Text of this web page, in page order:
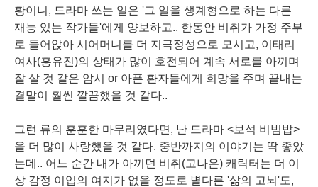
황이니, 드라마 쓰는 일은 '그 일을 생계형으로 하는 다른
재능 있는 작가들'에게 양보하고.. 한동안 비취가 가정 주부
로 들어앉아 시어머니를 더 지극정성으로 모시고, 이태리
여사(홍유진)의 상태가 많이
호전 되어 계속 서로를 아끼며
잘 살 것 같은 암시 or 아픈 환자들에게 희망을 주며 끝내는
결말이 훨씬 깔끔했을 것 같다..
그런 류의 훈훈한 마무리였다면, 난 드라마 <보석 비빔밥>
을 더 많이 사랑했을 것 같다. 중반까지의 이야기는 딱 좋았
는데.. 어느 순간 내가 아끼던 비취 (고나은) 캐릭터는 더 이
상 감정 이입의 여지가 없을 정도로 별다른 '삶의 고뇌'도,